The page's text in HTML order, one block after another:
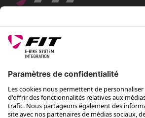
*Prix de vente conseillé, TVA incluse, plus